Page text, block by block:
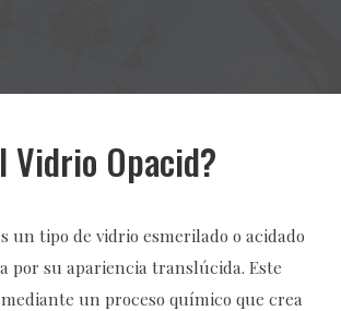
Vidrio Opacid?
un tipo de vidrio esmerilado o acidado
por su apariencia translúcida. Este
un proceso químico que crea